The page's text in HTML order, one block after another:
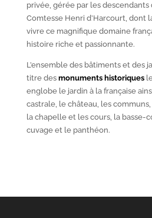
privée, gérée par les
Comtesse Henri d’Harcourt, dont
vivre ce magnifique domaine
histoire riche et passionnante.
L’ensemble des bâtiments et des
titre des monuments historiquesle
englobe le jardin à la française
castrale, le château, les
la chapelle et les cours, la basse-
cuvage et le panthéon.